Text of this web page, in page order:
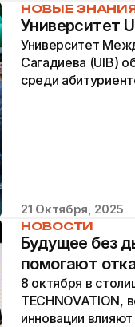
НОВЫЕ
Университет
Университет
Сагадиева (UIB)
среди
21 Октября, 2025
НОВОСТИ
Будущее без
помогают
8 октября в
TECHNOVATION,
инновации